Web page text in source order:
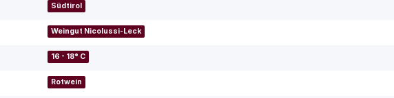
Südtirol
Weingut Nicolussi-Leck
16 - 18° C
Rotwein